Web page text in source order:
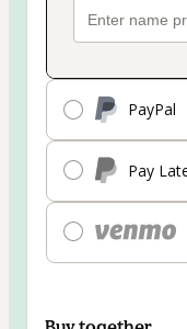
PayPal
Pay